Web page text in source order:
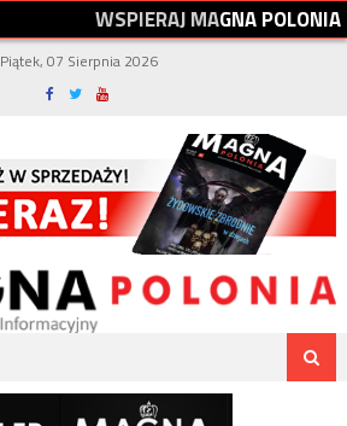
WSPIERAJMAGNAPOLONIA
Piątek, 07 Sierpnia 2026